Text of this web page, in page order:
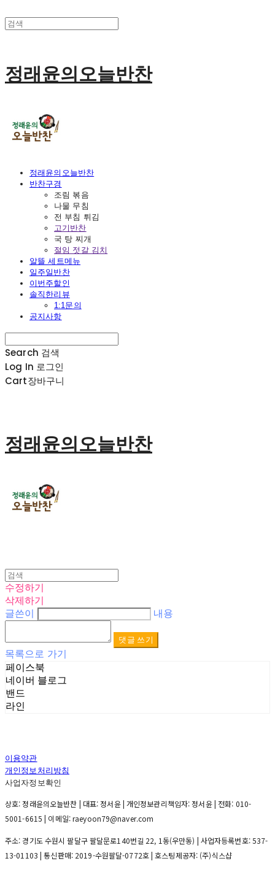
정래윤의오늘반찬
정래윤의오늘반찬
반찬구경
조림 볶음
나물 무침
전 부침 튀김
고기반찬
국 탕 찌개
절임 젓갈 김치
알뜰 세트메뉴
일주일반찬
이번주할인
솔직한리뷰
1:1문의
공지사항
Search 검색
Log In 로그인
Cart장바구니
정래윤의오늘반찬
수정하기
삭제하기
글쓴이
내용
댓글 쓰기
목록으로 가기
페이스북
네이버 블로그
밴드
라인
이용약관
개인정보처리방침
사업자정보확인
상호: 정래윤의오늘반찬 | 대표: 정서윤 | 개인정보관리책임자: 정서윤 | 전화: 010-
5001-6615 | 이메일: raeyoon79@naver.com
주소: 경기도 수원시 팔달구 팔달문로140번길 22, 1동(우만동) | 사업자등록번호:537-
13-01103 | 통신판매: 2019-수원팔달-0772호| 호스팅제공자: (주)식스샵